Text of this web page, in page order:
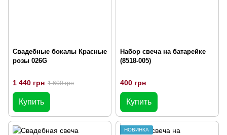
Свадебные бокалы Красные
розы 026G
1 440 грн 1 600 грн
Купить
Набор свеча на батарейке
(8518-005)
400 грн
Купить
НОВИНКА